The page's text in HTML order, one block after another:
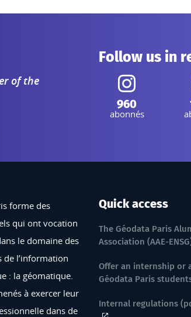
of the
Follow us in
Instagram :
960
abonnés
forme des
qui ont vocation
le domaine des
de l’information
: la géomatique.
à exercer leur
dans de
Quick access
The Géodata Paris
Association (AAE-
Offer an internship or
Géodata Paris
Internal regulations